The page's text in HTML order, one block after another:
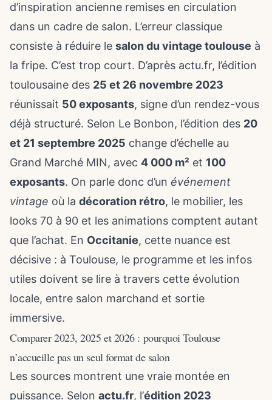
d’inspiration ancienne remises en circulation
dans un cadre de salon. L’erreur classique
consiste à réduire le salon du vintage toulouse à
la fripe. C’est trop court. D’après actu.fr, l’édition
toulousaine des 25 et 26 novembre 2023
réunissait 50 exposants, signe d’un rendez-vous
déjà structuré. Selon Le Bonbon, l’édition des 20
et 21 septembre 2025 change d’échelle au
Grand Marché MIN, avec 4 000 m² et 100
exposants. On parle donc d’un événement
vintage où la décoration rétro, le mobilier, les
looks 70 à 90 et les animations comptent autant
que l’achat. En Occitanie, cette nuance est
décisive : à Toulouse, le programme et les infos
utiles doivent se lire à travers cette évolution
locale, entre salon marchand et sortie
immersive.
Comparer 2023, 2025 et 2026 : pourquoi Toulouse
n’accueille pas un seul format de salon
Les sources montrent une vraie montée en
puissance. Selon actu.fr, l’édition 2023